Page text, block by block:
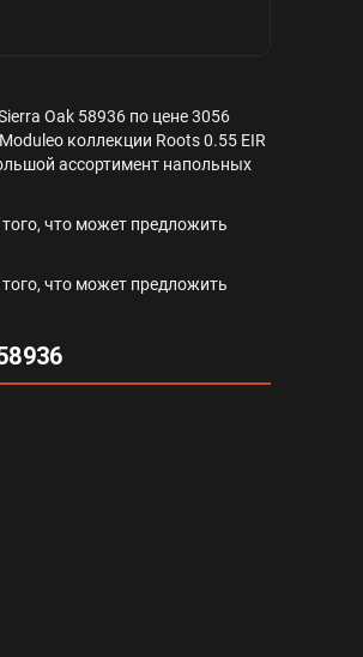
Oak 58936 по цене 3056
коллекции Roots 0.55 EIR
ассортимент напольных
что может предложить
что может предложить